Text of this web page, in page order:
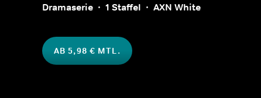
Dramaserie 1 Staffel AXN White
AB 5,98 € MTL.